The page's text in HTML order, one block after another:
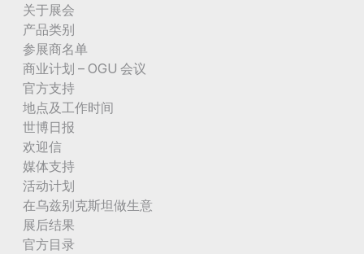
关于展会
产品类别
参展商名单
商业计划 – OGU 会议
官方支持
地点及工作时间
世博日报
欢迎信
媒体支持
活动计划
在乌兹别克斯坦做生意
展后结果
官方目录